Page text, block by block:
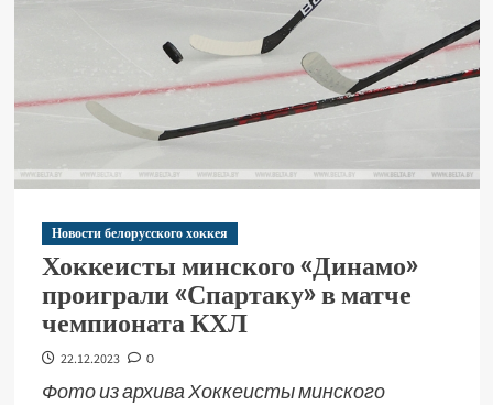
Новости белорусского хоккея
Хоккеисты минского «Динамо»
проиграли «Спартаку» в матче
чемпионата КХЛ
22.12.2023 0
Фото из архива Хоккеисты минского